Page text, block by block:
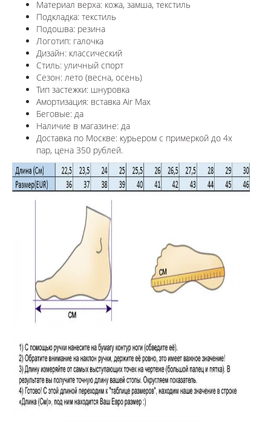
Материал верха: кожа, замша, текстиль
Подкладка: текстиль
Подошва: резина
Логотип: галочка
Дизайн: классический
Стиль: уличный спорт
Сезон: лето (весна, осень)
Тип застежки: шнуровка
Амортизация: вставка Air Max
Беговые: да
Наличие в магазине: да
Доставка по Москве: курьером с примеркой до 4х
пар, цена 350 рублей.